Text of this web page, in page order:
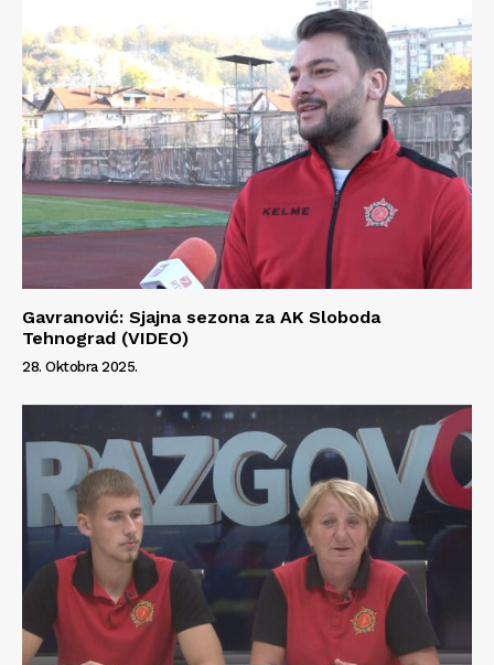
Gavranović: Sjajna sezona za AK Sloboda
Tehnograd (VIDEO)
28. Oktobra 2025.